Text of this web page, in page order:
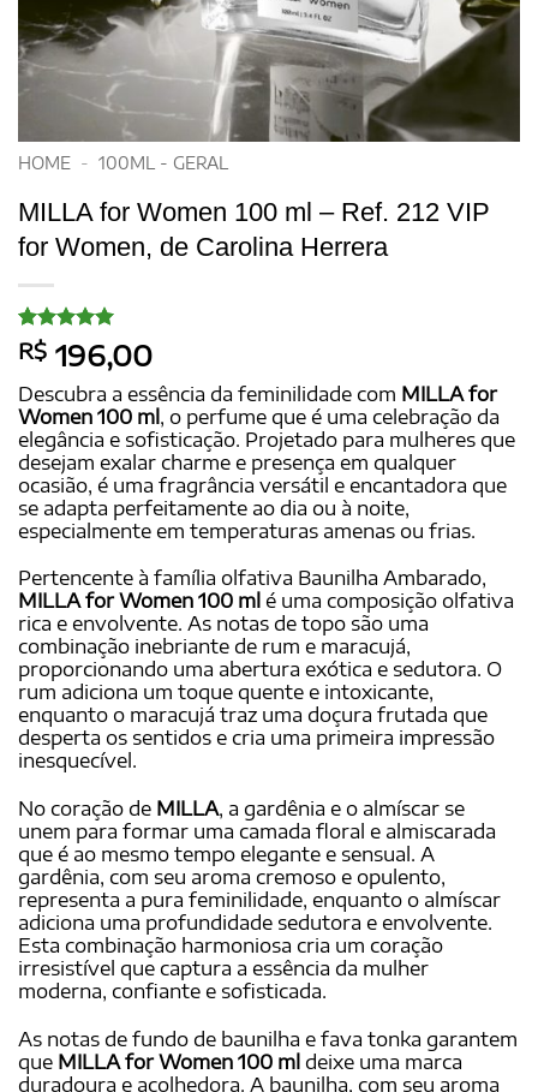
HOME - 100ML - GERAL
MILLA for Women 100 ml – Ref. 212 VIP
for Women, de Carolina Herrera
Avaliado
como5de
5, com
baseado em
20
avaliações
de clientes
R$ 196,00
Descubra a essência da feminilidade com MILLA for
Women 100 ml, o perfume que é uma celebração da
elegância e sofisticação. Projetado para mulheres que
desejam exalar charme e presença em qualquer
ocasião, é uma fragrância versátil e encantadora que
se adapta perfeitamente ao dia ou à noite,
especialmente em temperaturas amenas ou frias.
Pertencente à família olfativa Baunilha Ambarado,
MILLA for Women 100 ml é uma composição olfativa
rica e envolvente. As notas de topo são uma
combinação inebriante de rum e maracujá,
proporcionando uma abertura exótica e sedutora. O
rum adiciona um toque quente e intoxicante,
enquanto o maracujá traz uma doçura frutada que
desperta os sentidos e cria uma primeira impressão
inesquecível.
No coração de MILLA, a gardênia e o almíscar se
unem para formar uma camada floral e almiscarada
que é ao mesmo tempo elegante e sensual. A
gardênia, com seu aroma cremoso e opulento,
representa a pura feminilidade, enquanto o almíscar
adiciona uma profundidade sedutora e envolvente.
Esta combinação harmoniosa cria um coração
irresistível que captura a essência da mulher
moderna, confiante e sofisticada.
As notas de fundo de baunilha e fava tonka garantem
que MILLA for Women 100 ml deixe uma marca
duradoura e acolhedora. A baunilha, com seu aroma